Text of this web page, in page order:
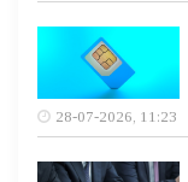
28-07-2026, 11:23